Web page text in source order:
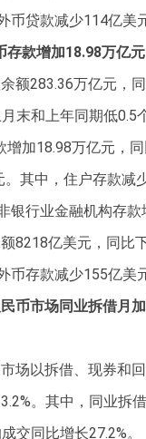
币贷款减少114亿美
存款增加18.98万亿元
额283.36万亿元，
末和上年同期低0.5
增加18.98万亿元，
。其中，住户存款
银行业金融机构存款
8218亿美元，同比
币存款减少155亿美
币市场同业拆借月
场以拆借、现券和
。其中，同业拆
交同比增长27.2%。